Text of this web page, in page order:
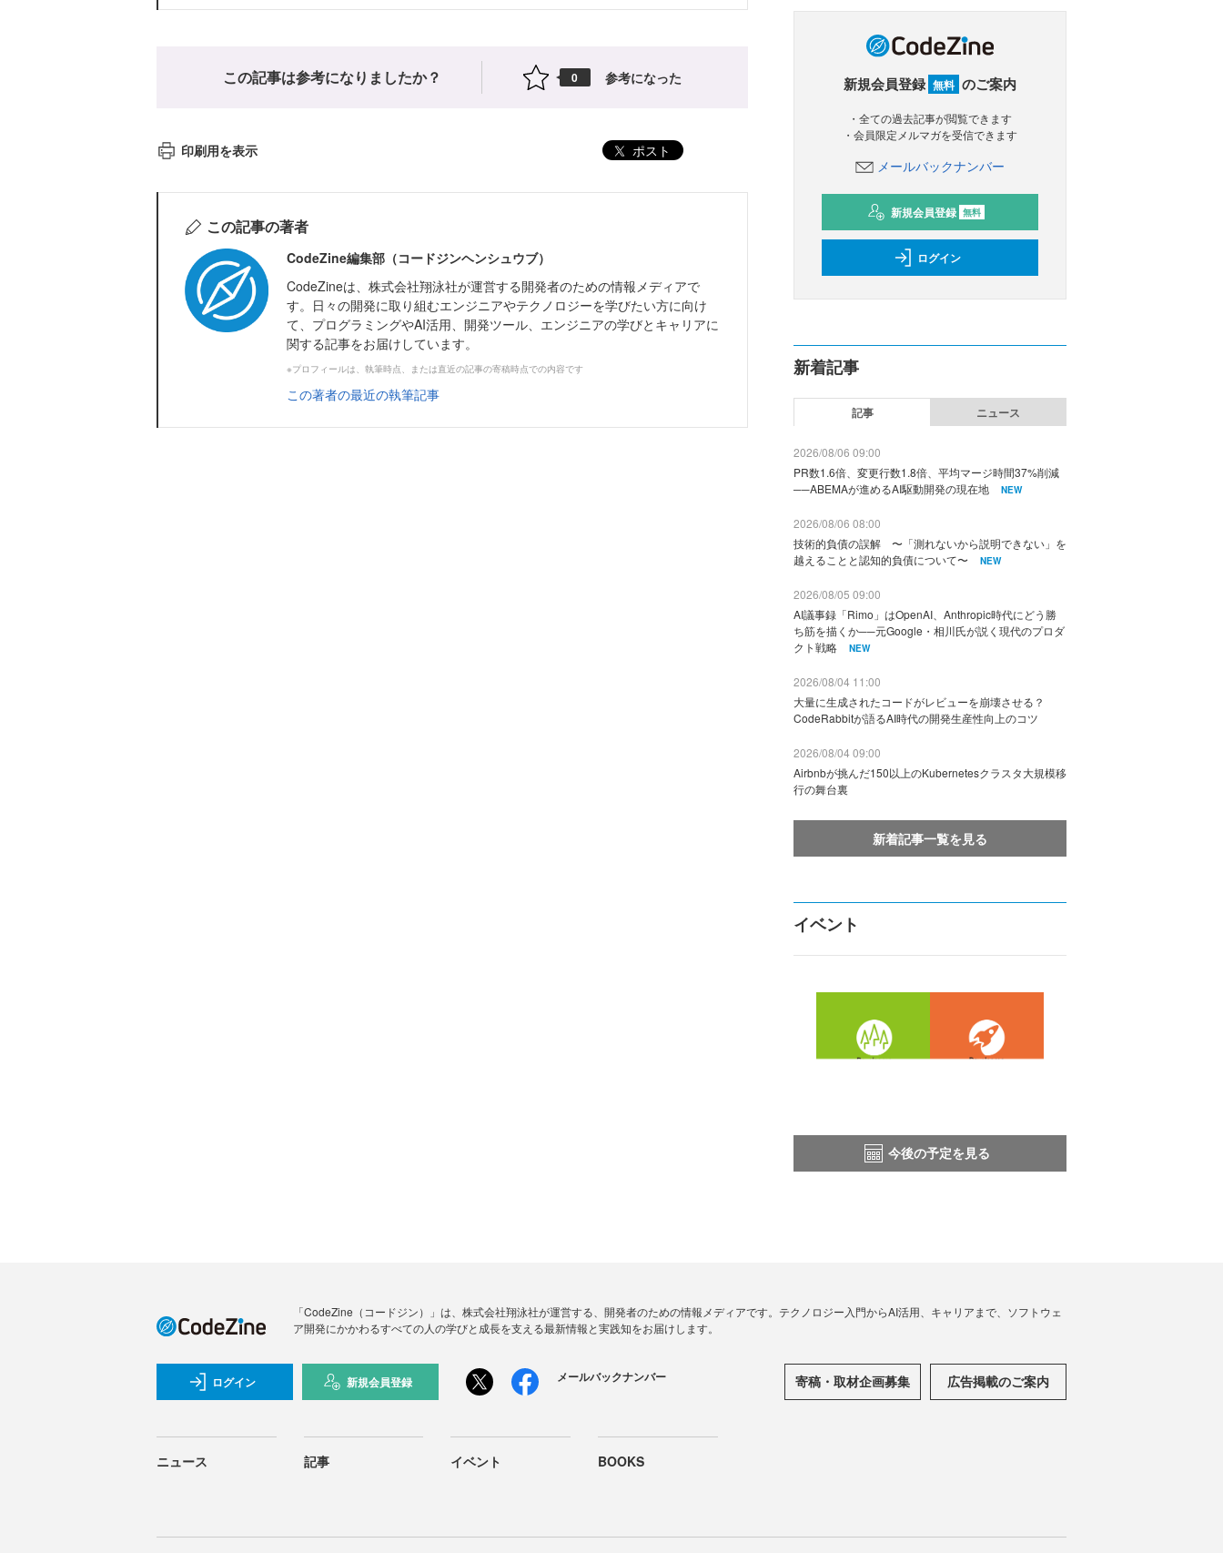
この記事は参考になりましたか？ 0 参考になった
印刷用を表示 ポスト
この記事の著者
CodeZine編集部（コードジンヘンシュウブ）
CodeZineは、株式会社翔泳社が運営する開発者のための情報メディアで
す。日々の開発に取り組むエンジニアやテクノロジーを学びたい方に向け
て、プログラミングやAI活用、開発ツール、エンジニアの学びとキャリアに
関する記事をお届けしています。
※プロフィールは、執筆時点、または直近の記事の寄稿時点での内容です
この著者の最近の執筆記事
新規会員登録 無料 のご案内
・全ての過去記事が閲覧できます
・会員限定メルマガを受信できます
メールバックナンバー
新規会員登録 無料
ログイン
新着記事
記事 ニュース
2026/08/06 09:00
PR数1.6倍、変更行数1.8倍、平均マージ時間37%削減
──ABEMAが進めるAI駆動開発の現在地
NEW
2026/08/06 08:00
技術的負債の誤解 〜「測れないから説明できない」を
越えることと認知的負債について〜
NEW
2026/08/05 09:00
AI議事録「Rimo」はOpenAI、Anthropic時代にどう勝
ち筋を描くか──元Google・相川氏が説く現代のプロダ
クト戦略
NEW
2026/08/04 11:00
大量に生成されたコードがレビューを崩壊させる？
CodeRabbitが語るAI時代の開発生産性向上のコツ
2026/08/04 09:00
Airbnbが挑んだ150以上のKubernetesクラスタ大規模移
行の舞台裏
新着記事一覧を見る
イベント
今後の予定を見る
「CodeZine（コードジン）」は、株式会社翔泳社が運営する、開発者のための情報メディアです。テクノロジー入門からAI活用、キャリアまで、ソフトウェ
ア開発にかかわるすべての人の学びと成長を支える最新情報と実践知をお届けします。
ログイン 新規会員登録 メールバックナンバー 寄稿・取材企画募集 広告掲載のご案内
ニュース 記事 イベント BOOKS